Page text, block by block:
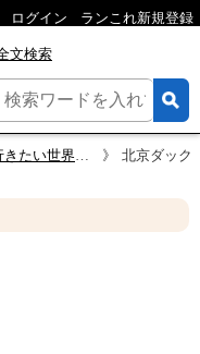
ログイン ランこれ新規登録
文検索
世界各国のグルメ 北京ダック